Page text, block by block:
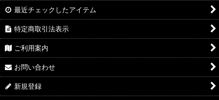
最近チェックしたアイテム
特定商取引法表示
ご利用案内
お問い合わせ
新規登録